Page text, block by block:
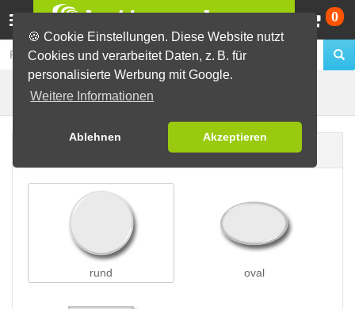
🍪 Cookie Einstellungen. Diese Website nutzt
Cookies und verarbeitet Daten, z. B. für
personalisierte Werbung mit Google.
Weitere Informationen
Ablehnen Akzeptieren
0
Buttons erstellen Preisschleifen
rund oval